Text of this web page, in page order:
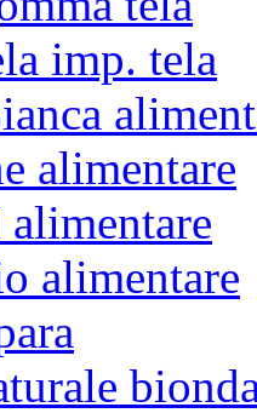
imp. tela
alimentare
alimentare